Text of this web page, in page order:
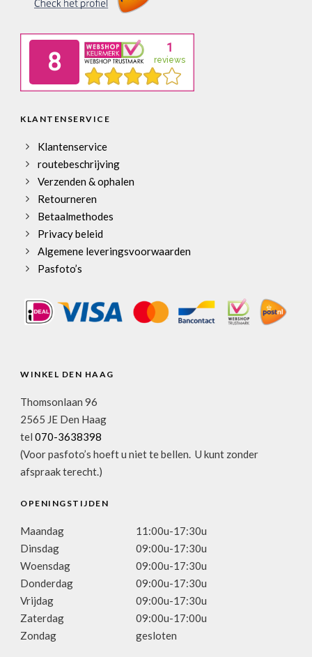
KLANTENSERVICE
Klantenservice
routebeschrijving
Verzenden & ophalen
Retourneren
Betaalmethodes
Privacy beleid
Algemene leveringsvoorwaarden
Pasfoto’s
WINKEL DEN HAAG
Thomsonlaan 96
2565 JE Den Haag
tel 070-3638398
(Voor pasfoto’s hoeft u niet te bellen. U kunt zonder
afspraak terecht.)
OPENINGSTIJDEN
Maandag
11:00u-17:30u
Dinsdag
09:00u-17:30u
Woensdag
09:00u-17:30u
Donderdag
09:00u-17:30u
Vrijdag
09:00u-17:30u
Zaterdag
09:00u-17:00u
Zondag
gesloten